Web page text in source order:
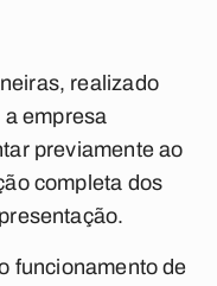
realizado
a empresa
previamente ao
completa dos
funcionamento de